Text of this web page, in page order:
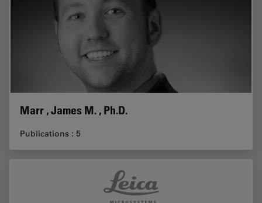
Marr , James M. , Ph.D.
Publications : 5